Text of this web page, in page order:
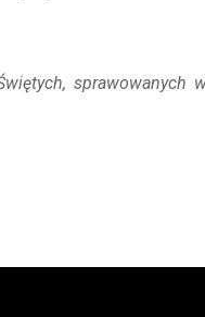
sprawowanych